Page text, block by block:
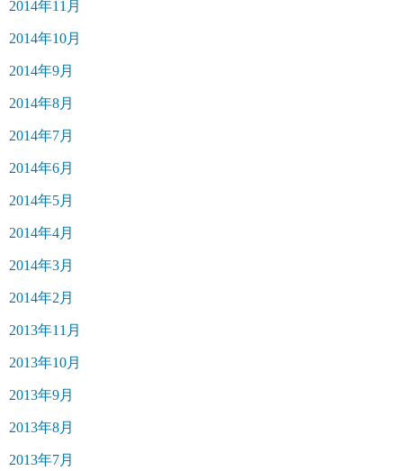
2014年11月
2014年10月
2014年9月
2014年8月
2014年7月
2014年6月
2014年5月
2014年4月
2014年3月
2014年2月
2013年11月
2013年10月
2013年9月
2013年8月
2013年7月